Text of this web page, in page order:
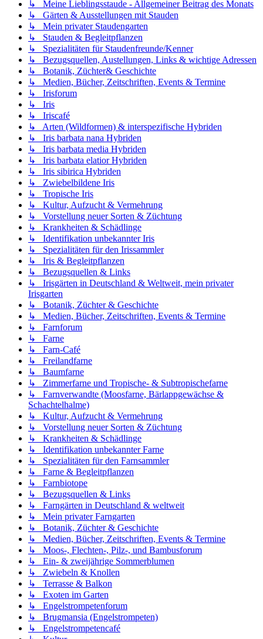
↳ Meine Lieblingsstaude - Allgemeiner Beitrag des Monats
↳ Gärten & Ausstellungen mit Stauden
↳ Mein privater Staudengarten
↳ Stauden & Begleitpflanzen
↳ Spezialitäten für Staudenfreunde/Kenner
↳ Bezugsquellen, Austellungen, Links & wichtige Adressen
↳ Botanik, Züchter& Geschichte
↳ Medien, Bücher, Zeitschriften, Events & Termine
↳ Irisforum
↳ Iris
↳ Iriscafé
↳ Arten (Wildformen) & interspezifische Hybriden
↳ Iris barbata nana Hybriden
↳ Iris barbata media Hybriden
↳ Iris barbata elatior Hybriden
↳ Iris sibirica Hybriden
↳ Zwiebelbildene Iris
↳ Tropische Iris
↳ Kultur, Aufzucht & Vermehrung
↳ Vorstellung neuer Sorten & Züchtung
↳ Krankheiten & Schädlinge
↳ Identifikation unbekannter Iris
↳ Spezialitäten für den Irissammler
↳ Iris & Begleitpflanzen
↳ Bezugsquellen & Links
↳ Irisgärten in Deutschland & Weltweit, mein privater
Irisgarten
↳ Botanik, Züchter & Geschichte
↳ Medien, Bücher, Zeitschriften, Events & Termine
↳ Farnforum
↳ Farne
↳ Farn-Café
↳ Freilandfarne
↳ Baumfarne
↳ Zimmerfarne und Tropische- & Subtropischefarne
↳ Farnverwandte (Moosfarne, Bärlappgewächse &
Schachtelhalme)
↳ Kultur, Aufzucht & Vermehrung
↳ Vorstellung neuer Sorten & Züchtung
↳ Krankheiten & Schädlinge
↳ Identifikation unbekannter Farne
↳ Spezialitäten für den Farnsammler
↳ Farne & Begleitpflanzen
↳ Farnbiotope
↳ Bezugsquellen & Links
↳ Farngärten in Deutschland & weltweit
↳ Mein privater Farngarten
↳ Botanik, Züchter & Geschichte
↳ Medien, Bücher, Zeitschriften, Events & Termine
↳ Moos-, Flechten-, Pilz-, und Bambusforum
↳ Ein- & zweijährige Sommerblumen
↳ Zwiebeln & Knollen
↳ Terrasse & Balkon
↳ Exoten im Garten
↳ Engelstrompetenforum
↳ Brugmansia (Engelstrompeten)
↳ Engelstrompetencafé